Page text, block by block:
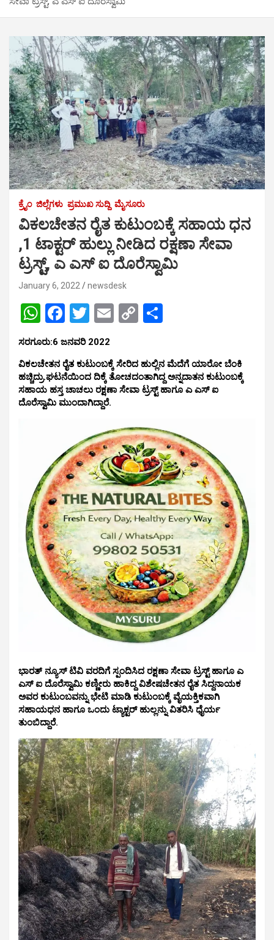
ಕ್ರೈಂ ಜಿಲ್ಲೆಗಳು ಪ್ರಮುಖ ಸುದ್ದಿ ಮೈಸೂರು
ವಿಕಲಚೇತನ ರೈತ ಕುಟುಂಬಕ್ಕೆ ಸಹಾಯ ಧನ
,1 ಟಾಕ್ಟರ್ ಹುಲ್ಲು ನೀಡಿದ ರಕ್ಷಣಾ ಸೇವಾ
ಟ್ರಸ್ಟ್, ಎ ಎಸ್ ಐ ದೊರೆಸ್ವಾಮಿ
January 6, 2022 newsdesk
W
h
at
s
A
p
F
a
ce
b
o
o
T
wi
tt
er
E
C
Li
n
e
ಸರಗೂರು:6 ಜನವರಿ 2022
ವಿಕಲಚೇತನ ರೈತ ಕುಟುಂಬಕ್ಕೆ ಸೇರಿದ ಹುಲ್ಲಿನ ಮೆದೆಗೆ ಯಾರೋ ಬೆಂಕಿ
ಹಚ್ಚಿದ್ರು.ಘಟನೆಯಿಂದ ದಿಕ್ಕೆ ತೋಚದಂತಾಗಿದ್ದ ಅನ್ನದಾತನ ಕುಟುಂಬಕ್ಕೆ
ಸಹಾಯ ಹಸ್ತ ಚಾಚಲು ರಕ್ಷಣಾ ಸೇವಾ ಟ್ರಸ್ಟ್ ಹಾಗೂ ಎ ಎಸ್ ಐ
ದೊರೆಸ್ವಾಮಿ ಮುಂದಾಗಿದ್ದಾರೆ.
ಭಾರತ್ ನ್ಯೂಸ್ ಟಿವಿ ವರದಿಗೆ ಸ್ಪಂದಿಸಿದ ರಕ್ಷಣಾ ಸೇವಾ ಟ್ರಸ್ಟ್ ಹಾಗೂ ಎ
ಎಸ್ ಐ ದೊರೆಸ್ವಾಮಿ ಕಣ್ಣೀರು ಹಾಕಿದ್ದ ವಿಶೇಷಚೇತನ ರೈತ ಸಿದ್ದನಾಯಕ
ಅವರ ಕುಟುಂಬವನ್ನು ಭೇಟಿ ಮಾಡಿ ಕುಟುಂಬಕ್ಕೆ ವೈಯಕ್ತಿಕವಾಗಿ
ಸಹಾಯಧನ ಹಾಗೂ ಒಂದು ಟ್ಯಾಕ್ಟರ್ ಹುಲ್ಲನ್ನು ವಿತರಿಸಿ ಧೈರ್ಯ‌
ತುಂಬಿದ್ದಾರೆ.